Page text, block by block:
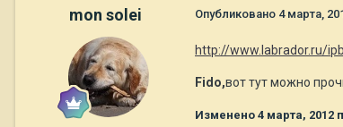
mon solei Опубликовано 4 марта,
http://www.labrador.ru/
Fido,вот тут можно
Изменено 4 марта, 2012